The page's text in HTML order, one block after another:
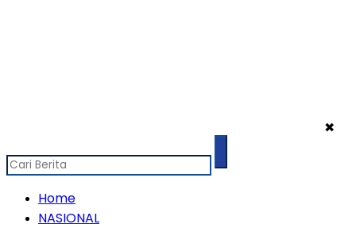
✖
Home
NASIONAL